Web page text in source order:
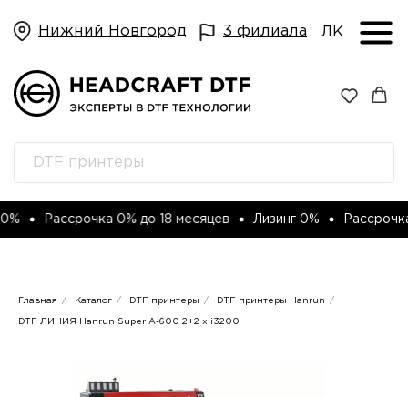
3 филиала
Нижний Новгород ЛК
Рассрочка 0% до 18 месяцев Лизинг 0% Рассрочка 0%
Главная / Каталог / DTF принтеры / DTF принтеры Hanrun /
DTF ЛИНИЯ Hanrun Super A-600 2+2 x i3200